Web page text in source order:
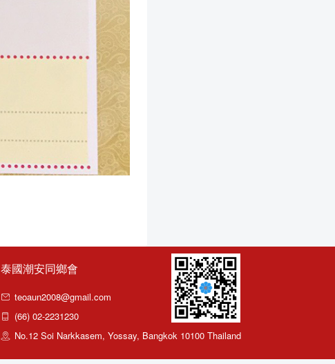
泰國潮安同鄉會
teoaun2008@gmail.com
(66) 02-2231230
No.12 Soi Narkkasem, Yossay, Bangkok 10100 Thailand